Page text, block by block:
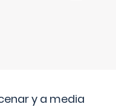
y a media